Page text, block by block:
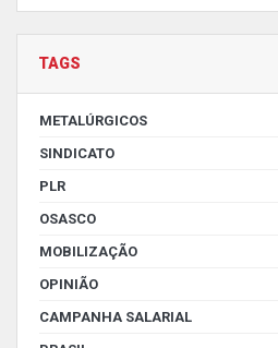
TAGS
METALÚRGICOS
SINDICATO
PLR
OSASCO
MOBILIZAÇÃO
OPINIÃO
CAMPANHA SALARIAL